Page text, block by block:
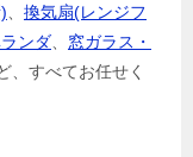
換気扇(レンジフ
ンダ
窓ガラス・
、すべてお任せく